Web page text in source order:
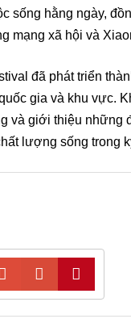
sống hằng ngày,
mạng xã hội và
đã phát triển
gia và khu vực.
và giới thiệu
lượng sống trong